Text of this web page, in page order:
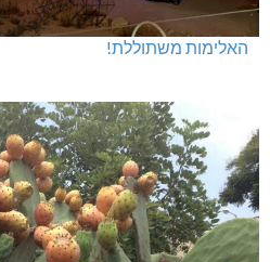
האלימות משתוללת!